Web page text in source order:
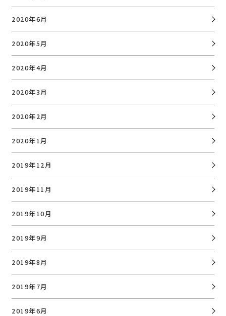
2020年6月
2020年5月
2020年4月
2020年3月
2020年2月
2020年1月
2019年12月
2019年11月
2019年10月
2019年9月
2019年8月
2019年7月
2019年6月